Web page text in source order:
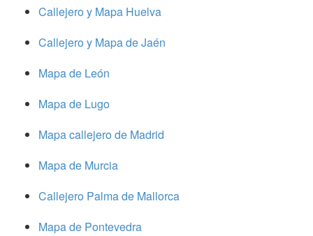
Callejero y Mapa Huelva
Callejero y Mapa de Jaén
Mapa de León
Mapa de Lugo
Mapa callejero de Madrid
Mapa de Murcia
Callejero Palma de Mallorca
Mapa de Pontevedra